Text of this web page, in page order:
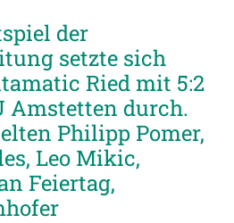
der
setzte sich
Ried mit 5:2
Amstetten durch.
Philipp Pomer,
Leo Mikic,
Feiertag,